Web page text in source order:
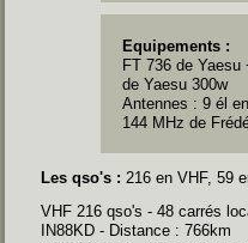
Equipements :
FT 736 de
de Yaesu 300w
Antennes : 9 él
144 MHz de
Les qso's :216 en VHF, 59
VHF 216 qso's - 48 carrés
IN88KD - Distance : 766km